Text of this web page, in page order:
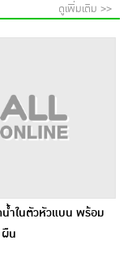
ดูเพิ่มเติม >>
ำในตัวหัวแบน พร้อม
น